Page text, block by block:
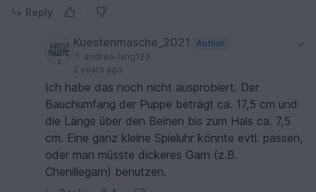
Reply
Kuestenmasche_2021
Author
andrea-lang123
2 years ago
Ich habe das noch nicht ausprobiert. Der
Bauchumfang der Puppe beträgt ca. 17,5 cm und
die Länge über den Beinen bis zum Hals ca. 7,5
cm. Eine ganz kleine Spieluhr könnte evtl. passen,
oder man müsste dickeres Garn (z.B.
Chenillegarn) benutzen.